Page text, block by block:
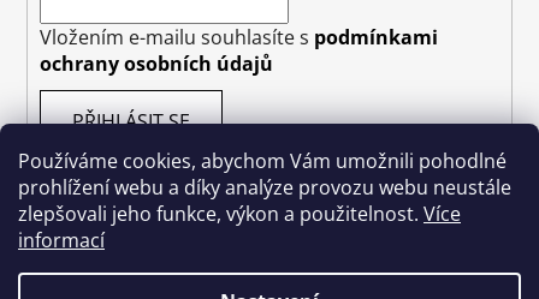
Používáme cookies, abychom Vám umožnili pohodlné
prohlížení webu a díky analýze provozu webu neustále
zlepšovali jeho funkce, výkon a použitelnost. Více
informací
Vložením e-mailu souhlasíte s podmínkami
ochrany osobních údajů
PŘIHLÁSIT SE